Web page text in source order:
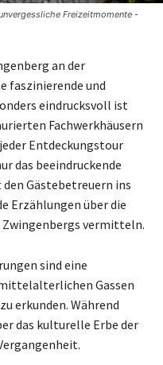
Freizeitmomente -
an der
faszinierende und
eindrucksvoll ist
Fachwerkhäusern
Entdeckungstour
das beeindruckende
Gästebetreuern ins
Erzählungen über die
vermitteln.
sind eine
Gassen
erkunden. Während
das kulturelle Erbe der